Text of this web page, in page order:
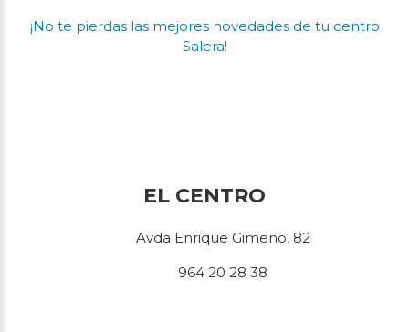
¡No te pierdas las mejores novedades de tu centro
Salera!
EL CENTRO
Avda Enrique Gimeno, 82
964 20 28 38